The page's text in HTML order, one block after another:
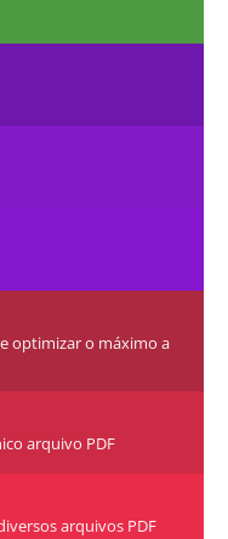
optimizar o máximo a
arquivo PDF
arquivos PDF